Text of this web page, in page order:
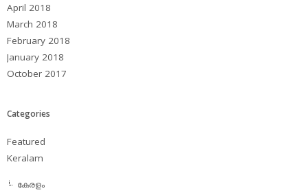
April 2018
March 2018
February 2018
January 2018
October 2017
Categories
Featured
Keralam
കേരളം